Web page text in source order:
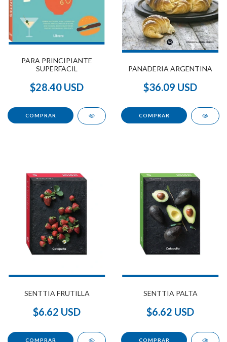
PARA PRINCIPIANTE
SUPERFACIL
$28.40 USD
PANADERIA ARGENTINA
$36.09 USD
SENTTIA FRUTILLA
$6.62 USD
SENTTIA PALTA
$6.62 USD